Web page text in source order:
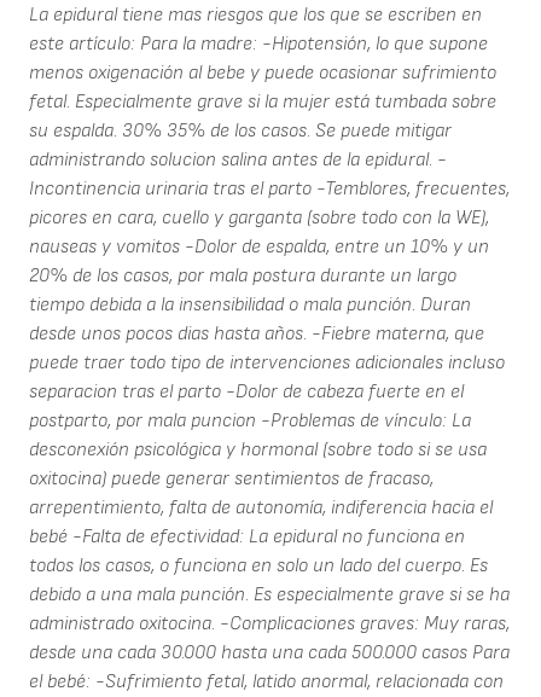
La epidural tiene mas riesgos que los que se escriben en
este artículo: Para la madre: -Hipotensión, lo que supone
menos oxigenación al bebe y puede ocasionar sufrimiento
fetal. Especialmente grave si la mujer está tumbada sobre
su espalda. 30% 35% de los casos. Se puede mitigar
administrando solucion salina antes de la epidural. -
Incontinencia urinaria tras el parto -Temblores, frecuentes,
picores en cara, cuello y garganta (sobre todo con la WE),
nauseas y vomitos -Dolor de espalda, entre un 10% y un
20% de los casos, por mala postura durante un largo
tiempo debida a la insensibilidad o mala punción. Duran
desde unos pocos dias hasta años. -Fiebre materna, que
puede traer todo tipo de intervenciones adicionales incluso
separacion tras el parto -Dolor de cabeza fuerte en el
postparto, por mala puncion -Problemas de vínculo: La
desconexión psicológica y hormonal (sobre todo si se usa
oxitocina) puede generar sentimientos de fracaso,
arrepentimiento, falta de autonomía, indiferencia hacia el
bebé -Falta de efectividad: La epidural no funciona en
todos los casos, o funciona en solo un lado del cuerpo. Es
debido a una mala punción. Es especialmente grave si se ha
administrado oxitocina. -Complicaciones graves: Muy raras,
desde una cada 30.000 hasta una cada 500.000 casos Para
el bebé: -Sufrimiento fetal, latido anormal, relacionada con